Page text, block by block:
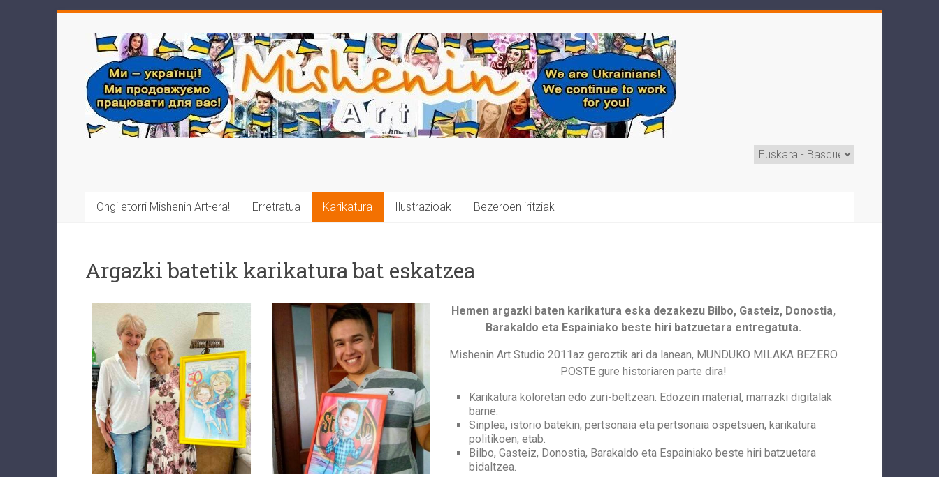
Ongi etorri Mishenin Art-era! Erretratua Karikatura Ilustrazioak Bezeroen iritziak
Argazki batetik karikatura bat eskatzea
Hemen argazki baten karikatura eska dezakezu Bilbo, Gasteiz, Donostia,
Barakaldo eta Espainiako beste hiri batzuetara entregatuta.
Mishenin Art Studio 2011az geroztik ari da lanean, MUNDUKO MILAKA BEZERO
POSTE gure historiaren parte dira!
Karikatura koloretan edo zuri-beltzean. Edozein material, marrazki digitalak
barne.
Sinplea, istorio batekin, pertsonaia eta pertsonaia ospetsuen, karikatura
politikoen, etab.
Bilbo, Gasteiz, Donostia, Barakaldo eta Espainiako beste hiri batzuetara
bidaltzea.